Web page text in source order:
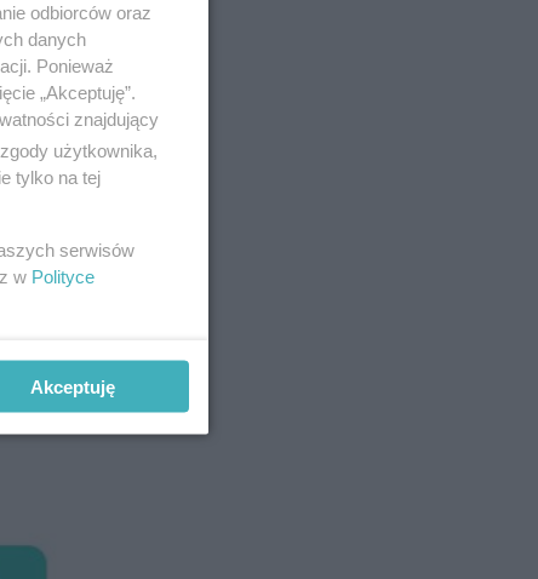
że
odbiorców oraz
danych
Ponieważ
„Akceptuję”.
znajdujący
użytkownika,
tylko na tej
serwisów
w Polityce
Akceptuję